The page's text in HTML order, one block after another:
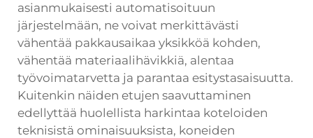
asianmukaisesti automatisoituun
järjestelmään, ne voivat merkittävästi
vähentää pakkausaikaa yksikköä kohden,
vähentää materiaalihävikkiä, alentaa
työvoimatarvetta ja parantaa esitystasaisuutta.
Kuitenkin näiden etujen saavuttaminen
edellyttää huolellista harkintaa koteloiden
teknisistä ominaisuuksista, koneiden